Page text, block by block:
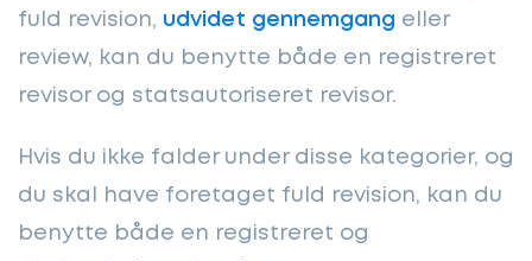
fuld revision, udvidet gennemgang eller
review, kan du benytte både en registreret
revisor og statsautoriseret revisor.
Hvis du ikke falder under disse kategorier, og
du skal have foretaget fuld revision, kan du
benytte både en registreret og